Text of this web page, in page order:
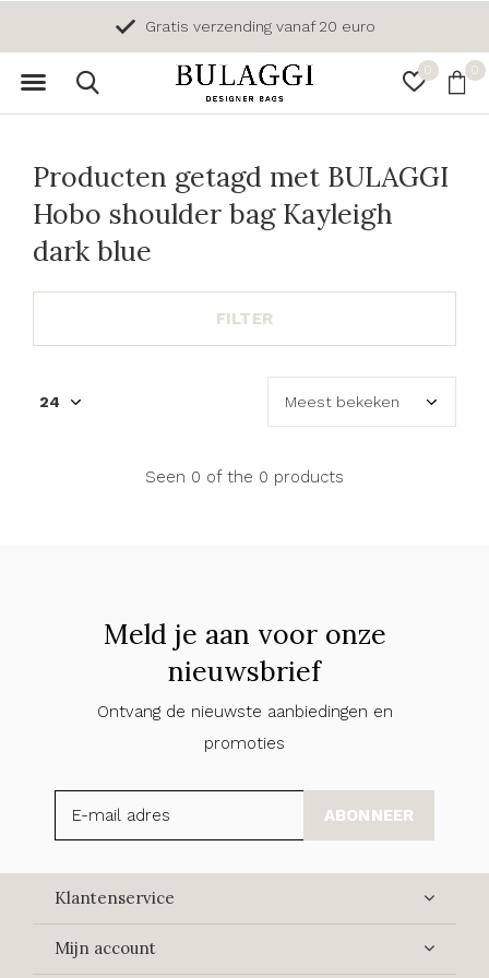
0 0
Gratis verzending vanaf 20 euro
Producten getagd met BULAGGI
Hobo shoulder bag Kayleigh
dark blue
FILTER
Seen 0 of the 0 products
Meld je aan voor onze
nieuwsbrief
Ontvang de nieuwste aanbiedingen en
promoties
ABONNEER
Klantenservice
Mijn account